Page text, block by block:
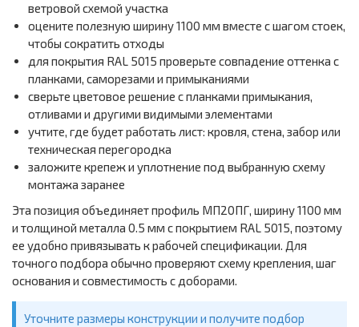
ветровой схемой участка
оцените полезную ширину 1100 мм вместе с шагом стоек,
чтобы сократить отходы
для покрытия RAL 5015 проверьте совпадение оттенка с
планками, саморезами и примыканиями
сверьте цветовое решение с планками примыкания,
отливами и другими видимыми элементами
учтите, где будет работать лист: кровля, стена, забор или
техническая перегородка
заложите крепеж и уплотнение под выбранную схему
монтажа заранее
Эта позиция объединяет профиль МП20ПГ, ширину 1100 мм
и толщиной металла 0.5 мм с покрытием RAL 5015, поэтому
ее удобно привязывать к рабочей спецификации. Для
точного подбора обычно проверяют схему крепления, шаг
основания и совместимость с доборами.
Уточните размеры конструкции и получите подбор